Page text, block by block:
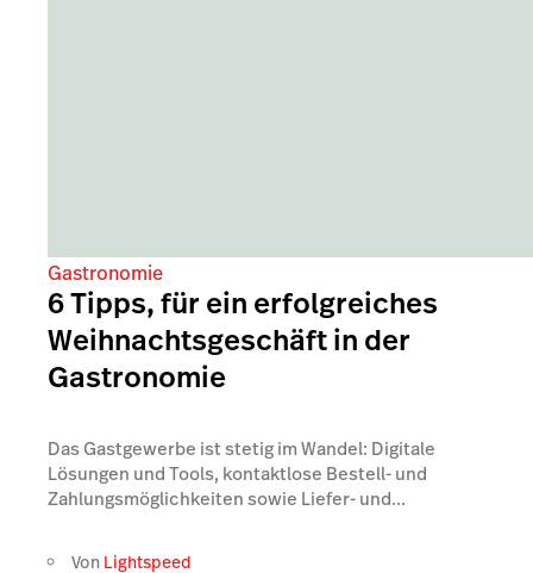
Gastronomie
6 Tipps, für ein erfolgreiches
Weihnachtsgeschäft in der
Gastronomie
Das Gastgewerbe ist stetig im Wandel: Digitale
Lösungen und Tools, kontaktlose Bestell- und
Zahlungsmöglichkeiten sowie Liefer- und...
Von Lightspeed